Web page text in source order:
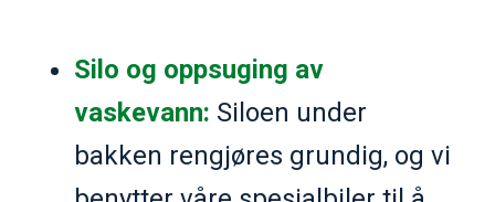
Silo og oppsuging av
vaskevann: Siloen under
bakken rengjøres grundig, og vi